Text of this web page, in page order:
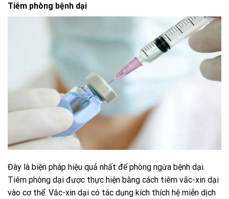
Tiêm phòng bệnh dại
Đây là biện pháp hiệu quả nhất để phòng ngừa bệnh dại.
Tiêm phòng dại được thực hiện bằng cách tiêm vắc-xin dại
vào cơ thể. Vắc-xin dại có tác dụng kích thích hệ miễn dịch